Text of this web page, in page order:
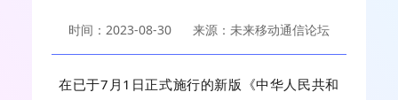
时间：2023-08-30 来源：未来移动通信论坛
在已于7月1日正式施行的新版《中华人民共和